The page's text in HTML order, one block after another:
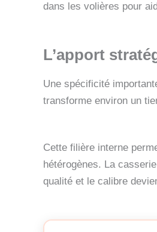
dans les volières pour
L’apport
Une spécificité
transforme environ un
Cette filière interne
hétérogènes. La
qualité et le calibre